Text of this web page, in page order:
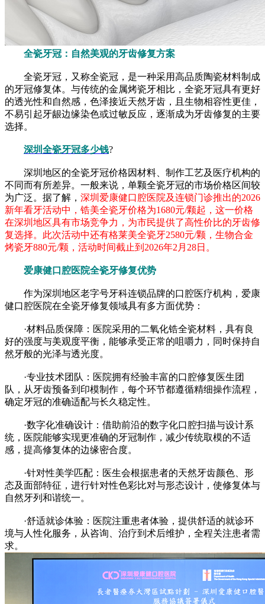
全瓷牙冠：自然美观的牙齿修复方案
全瓷牙冠，又称全瓷冠，是一种采用高品质陶瓷材料制成
的牙冠修复体。与传统的金属烤瓷牙相比，全瓷牙冠具有更好
的透光性和自然感，色泽接近天然牙齿，且生物相容性更佳，
不易引起牙龈边缘染色或过敏反应，逐渐成为牙齿修复的主要
选择。
深圳全瓷牙冠多少钱?
深圳地区的全瓷牙冠价格因材料、制作工艺及医疗机构的
不同而有所差异。一般来说，单颗全瓷牙冠的市场价格区间较
为广泛。据了解， 深圳爱康健口腔医院及连锁门诊推出的2026
新年看牙活动中，锆美全瓷牙价格为1680元/颗起，这一价格
在深圳地区具有市场竞争力，为市民提供了高性价比的牙齿修
复选择。此次活动中还有格莱美全瓷牙2580元/颗，生物合金
烤瓷牙880元/颗，活动时间截止到2026年2月28日。
爱康健口腔医院全瓷牙修复优势
作为深圳地区老字号牙科连锁品牌的口腔医疗机构，爱康
健口腔医院在全瓷牙修复领域具有多方面优势：
·材料品质保障：医院采用的二氧化锆全瓷材料，具有良
好的强度与美观度平衡，能够承受正常的咀嚼力，同时保持自
然牙般的光泽与透光度。
·专业技术团队：医院拥有经验丰富的口腔修复医生团
队，从牙齿预备到印模制作，每个环节都遵循精细操作流程，
确定牙冠的准确适配与长久稳定性。
·数字化准确设计：借助前沿的数字化口腔扫描与设计系
统，医院能够实现更准确的牙冠制作，减少传统取模的不适
感，提高修复体的边缘密合度。
·针对性美学匹配：医生会根据患者的天然牙齿颜色、形
态及面部特征，进行针对性色彩比对与形态设计，使修复体与
自然牙列和谐统一。
·舒适就诊体验：医院注重患者体验，提供舒适的就诊环
境与人性化服务，从咨询、治疗到术后维护，全程关注患者需
求。